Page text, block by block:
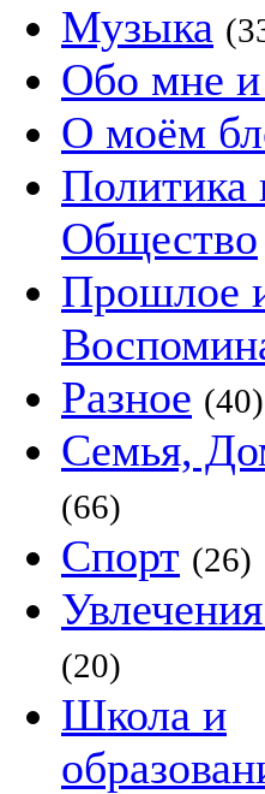
Музыка
Обо мне
О моём
Политика
Общество
Прошлое
Разное (40)
Семья,
(66)
Спорт (26)
(20)
Школа и